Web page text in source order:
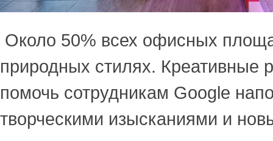
Около 50% всех офисных
природных стилях. Креативные
помочь сотрудникам Google
творческими изысканиями и